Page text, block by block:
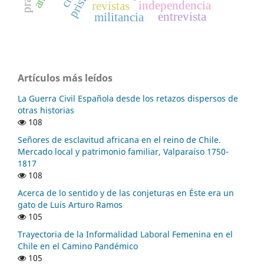
revistas
independencia
militancia
entrevista
Artículos más leídos
La Guerra Civil Española desde los retazos dispersos de
otras historias
108
Señores de esclavitud africana en el reino de Chile.
Mercado local y patrimonio familiar, Valparaíso 1750-
1817
108
Acerca de lo sentido y de las conjeturas en Éste era un
gato de Luis Arturo Ramos
105
Trayectoria de la Informalidad Laboral Femenina en el
Chile en el Camino Pandémico
105